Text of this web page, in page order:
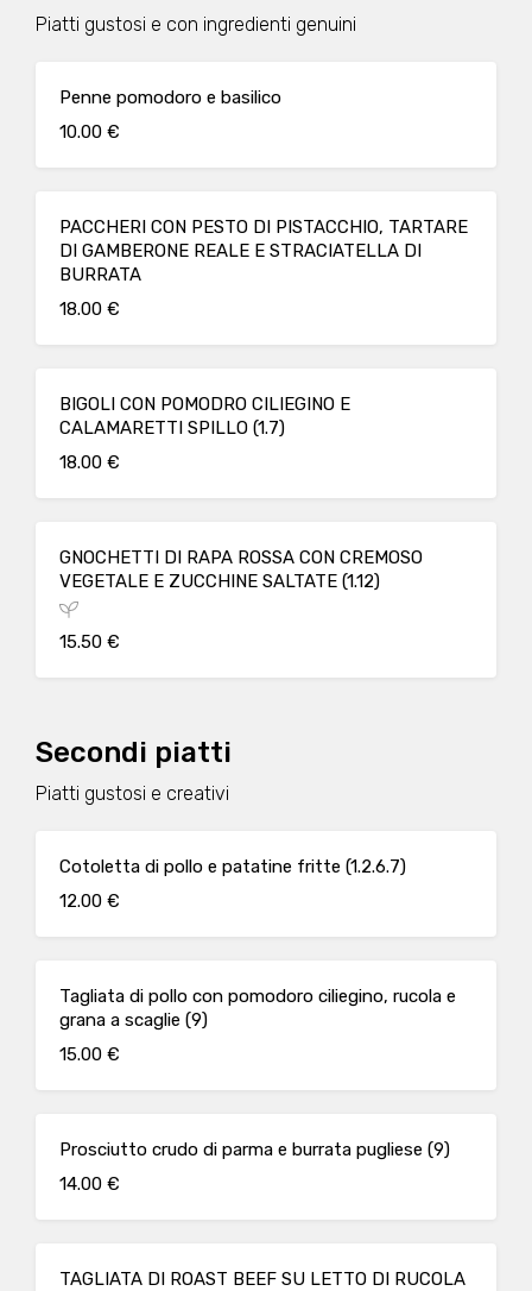
Piatti gustosi e con ingredienti genuini
Penne pomodoro e basilico
10.00 €
PACCHERI CON PESTO DI PISTACCHIO, TARTARE
DI GAMBERONE REALE E STRACIATELLA DI
BURRATA
18.00 €
BIGOLI CON POMODRO CILIEGINO E
CALAMARETTI SPILLO (1.7)
18.00 €
GNOCHETTI DI RAPA ROSSA CON CREMOSO
VEGETALE E ZUCCHINE SALTATE (1.12)
15.50 €
Secondi piatti
Piatti gustosi e creativi
Cotoletta di pollo e patatine fritte (1.2.6.7)
12.00 €
Tagliata di pollo con pomodoro ciliegino, rucola e
grana a scaglie (9)
15.00 €
Prosciutto crudo di parma e burrata pugliese (9)
14.00 €
TAGLIATA DI ROAST BEEF SU LETTO DI RUCOLA